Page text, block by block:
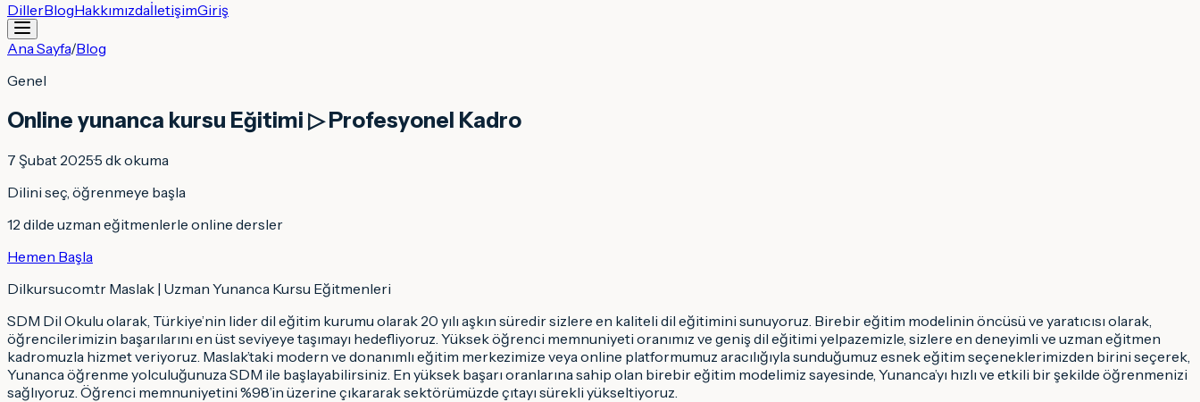
DillerBlogHakkımızdaİletişimGiriş
Ana Sayfa/Blog
Genel
Online yunanca kursu Eğitimi ▷ Profesyonel Kadro
7 Şubat 2025·5 dk okuma
Dilini seç, öğrenmeye başla
12 dilde uzman eğitmenlerle online dersler
Hemen Başla
Dilkursu.com.tr Maslak | Uzman Yunanca Kursu Eğitmenleri
SDM Dil Okulu olarak, Türkiye’nin lider dil eğitim kurumu olarak 20 yılı aşkın süredir sizlere en kaliteli dil eğitimini sunuyoruz. Birebir eğitim modelinin öncüsü ve yaratıcısı olarak,
öğrencilerimizin başarılarını en üst seviyeye taşımayı hedefliyoruz. Yüksek öğrenci memnuniyeti oranımız ve geniş dil eğitimi yelpazemizle, sizlere en deneyimli ve uzman eğitmen
kadromuzla hizmet veriyoruz. Maslak’taki modern ve donanımlı eğitim merkezimize veya online platformumuz aracılığıyla sunduğumuz esnek eğitim seçeneklerimizden birini seçerek,
Yunanca öğrenme yolculuğunuza SDM ile başlayabilirsiniz. En yüksek başarı oranlarına sahip olan birebir eğitim modelimiz sayesinde, Yunanca’yı hızlı ve etkili bir şekilde öğrenmenizi
sağlıyoruz. Öğrenci memnuniyetini %98’in üzerine çıkararak sektörümüzde çıtayı sürekli yükseltiyoruz.